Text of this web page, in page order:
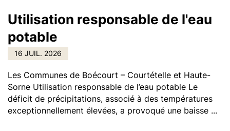
Utilisation responsable de l'eau
potable
16 JUIL. 2026
Les Communes de Boécourt – Courtételle et Haute-
Sorne Utilisation responsable de l’eau potable Le
déficit de précipitations, associé à des températures
exceptionnellement élevées, a provoqué une baisse ...